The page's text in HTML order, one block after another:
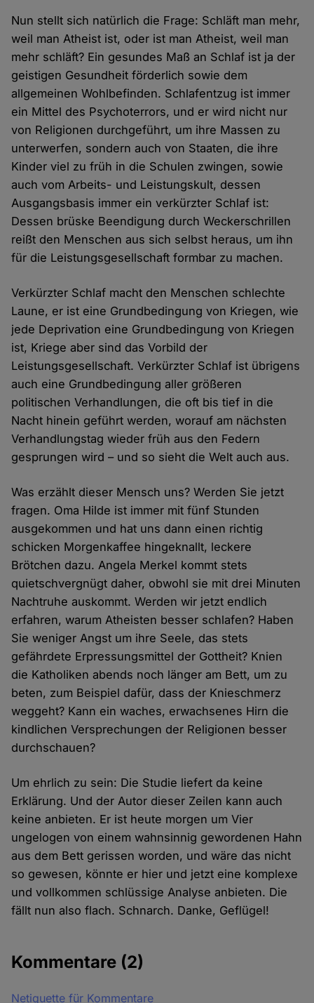
Nun stellt sich natürlich die Frage: Schläft man mehr,
weil man Atheist ist, oder ist man Atheist, weil man
mehr schläft? Ein gesundes Maß an Schlaf ist ja der
geistigen Gesundheit förderlich sowie dem
allgemeinen Wohlbefinden. Schlafentzug ist immer
ein Mittel des Psychoterrors, und er wird nicht nur
von Religionen durchgeführt, um ihre Massen zu
unterwerfen, sondern auch von Staaten, die ihre
Kinder viel zu früh in die Schulen zwingen, sowie
auch vom Arbeits- und Leistungskult, dessen
Ausgangsbasis immer ein verkürzter Schlaf ist:
Dessen brüske Beendigung durch Weckerschrillen
reißt den Menschen aus sich selbst heraus, um ihn
für die Leistungsgesellschaft formbar zu machen.
Verkürzter Schlaf macht den Menschen schlechte
Laune, er ist eine Grundbedingung von Kriegen, wie
jede Deprivation eine Grundbedingung von Kriegen
ist, Kriege aber sind das Vorbild der
Leistungsgesellschaft. Verkürzter Schlaf ist übrigens
auch eine Grundbedingung aller größeren
politischen Verhandlungen, die oft bis tief in die
Nacht hinein geführt werden, worauf am nächsten
Verhandlungstag wieder früh aus den Federn
gesprungen wird – und so sieht die Welt auch aus.
Was erzählt dieser Mensch uns? Werden Sie jetzt
fragen. Oma Hilde ist immer mit fünf Stunden
ausgekommen und hat uns dann einen richtig
schicken Morgenkaffee hingeknallt, leckere
Brötchen dazu. Angela Merkel kommt stets
quietschvergnügt daher, obwohl sie mit drei Minuten
Nachtruhe auskommt. Werden wir jetzt endlich
erfahren, warum Atheisten besser schlafen? Haben
Sie weniger Angst um ihre Seele, das stets
gefährdete Erpressungsmittel der Gottheit? Knien
die Katholiken abends noch länger am Bett, um zu
beten, zum Beispiel dafür, dass der Knieschmerz
weggeht? Kann ein waches, erwachsenes Hirn die
kindlichen Versprechungen der Religionen besser
durchschauen?
Um ehrlich zu sein: Die Studie liefert da keine
Erklärung. Und der Autor dieser Zeilen kann auch
keine anbieten. Er ist heute morgen um Vier
ungelogen von einem wahnsinnig gewordenen Hahn
aus dem Bett gerissen worden, und wäre das nicht
so gewesen, könnte er hier und jetzt eine komplexe
und vollkommen schlüssige Analyse anbieten. Die
fällt nun also flach. Schnarch. Danke, Geflügel!
Kommentare (2)
Netiquette für Kommentare